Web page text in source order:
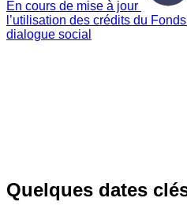
En cours de mise à jour
l’utilisation des crédits du
dialogue social
Quelques dates